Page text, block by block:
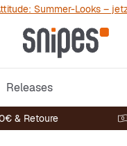
Summer-Looks –
Releases
& Retoure